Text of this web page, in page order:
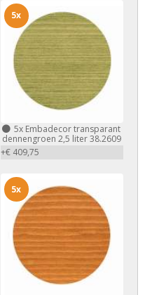
5xEmbadecor transparant
dennengroen 2,5 liter 38.2609
+€ 409,75
5x
5x